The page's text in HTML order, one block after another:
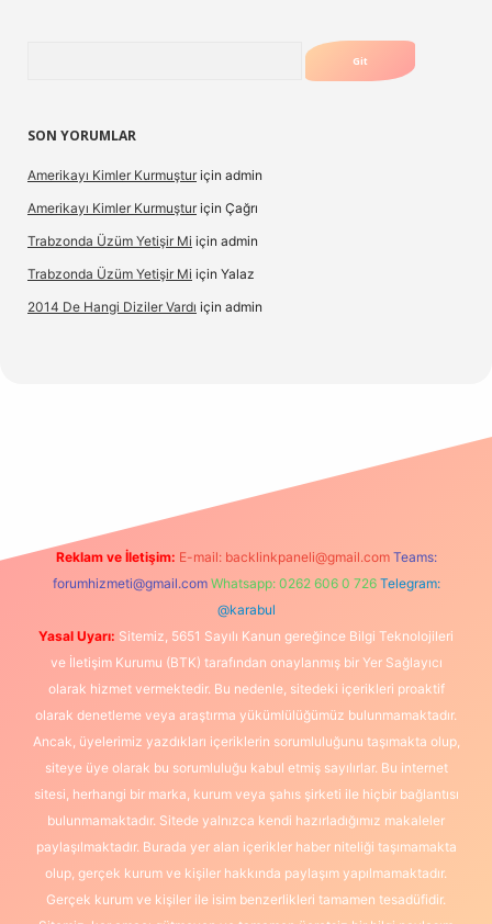
SON YORUMLAR
Amerikayı Kimler Kurmuştur için admin
Amerikayı Kimler Kurmuştur için Çağrı
Trabzonda Üzüm Yetişir Mi için admin
Trabzonda Üzüm Yetişir Mi için Yalaz
2014 De Hangi Diziler Vardı için admin
Reklam ve İletişim: E-mail: backlinkpaneli@gmail.com Teams:
forumhizmeti@gmail.com Whatsapp: 0262 606 0 726 Telegram:
@karabul
Yasal Uyarı: Sitemiz, 5651 Sayılı Kanun gereğince Bilgi Teknolojileri
ve İletişim Kurumu (BTK) tarafından onaylanmış bir Yer Sağlayıcı
olarak hizmet vermektedir. Bu nedenle, sitedeki içerikleri proaktif
olarak denetleme veya araştırma yükümlülüğümüz bulunmamaktadır.
Ancak, üyelerimiz yazdıkları içeriklerin sorumluluğunu taşımakta olup,
siteye üye olarak bu sorumluluğu kabul etmiş sayılırlar. Bu internet
sitesi, herhangi bir marka, kurum veya şahıs şirketi ile hiçbir bağlantısı
bulunmamaktadır. Sitede yalnızca kendi hazırladığımız makaleler
paylaşılmaktadır. Burada yer alan içerikler haber niteliği taşımamakta
olup, gerçek kurum ve kişiler hakkında paylaşım yapılmamaktadır.
Gerçek kurum ve kişiler ile isim benzerlikleri tamamen tesadüfidir.